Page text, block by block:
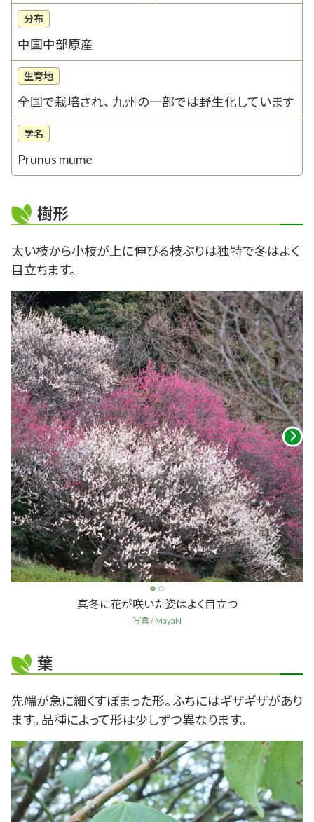
分布
中国中部原産
生育地
全国で栽培され、 九州の一部では野生化しています
学名
Prunus mume
樹形
太い枝から小枝が上に伸びる枝ぶりは独特で冬はよく
目立ちます。
真冬に花が咲いた姿はよく目立つ
写真 / MayaN
葉
先端が急に細くすぼまった形。 ふちにはギザギザがあり
ます。 品種によって形は少しずつ異なります。